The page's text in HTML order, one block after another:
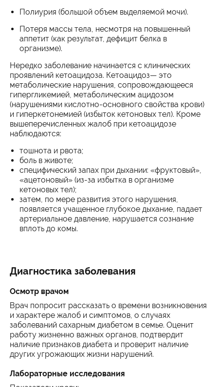
Полиурия (большой объем выделяемой мочи).
Потеря массы тела, несмотря на повышенный
аппетит (как результат, дефицит белка в
организме).
Нередко заболевание начинается с клинических
проявлений кетоацидоза. Кетоацидоз— это
метаболические нарушения, сопровождающееся
гипергликемией, метаболическим ацидозом
(нарушениями кислотно-основного свойства крови)
и гиперкетонемией (избыток кетоновых тел). Кроме
вышеперечисленных жалоб при кетоацидозе
наблюдаются:
тошнота и рвота;
боль в животе;
специфический запах при дыхании: «фруктовый»,
«ацетоновый» (из-за избытка в организме
кетоновых тел);
затем, по мере развития этого нарушения,
появляется учащенное глубокое дыхание, падает
артериальное давление, нарушается сознание
вплоть до комы.
Диагностика заболевания
Осмотр врачом
Врач попросит рассказать о времени возникновения
и характере жалоб и симптомов, о случаях
заболеваний сахарным диабетом в семье. Оценит
работу жизненно важных органов, подтвердит
наличие признаков диабета и проверит наличие
других угрожающих жизни нарушений.
Лабораторные исследования